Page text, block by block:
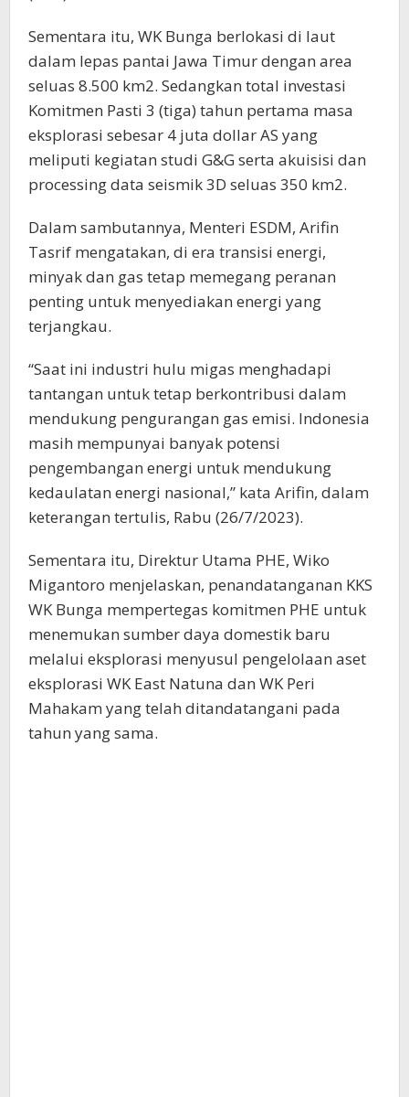
Sementara itu, WK Bunga berlokasi di laut
dalam lepas pantai Jawa Timur dengan area
seluas 8.500 km2. Sedangkan total investasi
Komitmen Pasti 3 (tiga) tahun pertama masa
eksplorasi sebesar 4 juta dollar AS yang
meliputi kegiatan studi G&G serta akuisisi dan
processing data seismik 3D seluas 350 km2.
Dalam sambutannya, Menteri ESDM, Arifin
Tasrif mengatakan, di era transisi energi,
minyak dan gas tetap memegang peranan
penting untuk menyediakan energi yang
terjangkau.
“Saat ini industri hulu migas menghadapi
tantangan untuk tetap berkontribusi dalam
mendukung pengurangan gas emisi. Indonesia
masih mempunyai banyak potensi
pengembangan energi untuk mendukung
kedaulatan energi nasional,” kata Arifin, dalam
keterangan tertulis, Rabu (26/7/2023).
Sementara itu, Direktur Utama PHE, Wiko
Migantoro menjelaskan, penandatanganan KKS
WK Bunga mempertegas komitmen PHE untuk
menemukan sumber daya domestik baru
melalui eksplorasi menyusul pengelolaan aset
eksplorasi WK East Natuna dan WK Peri
Mahakam yang telah ditandatangani pada
tahun yang sama.